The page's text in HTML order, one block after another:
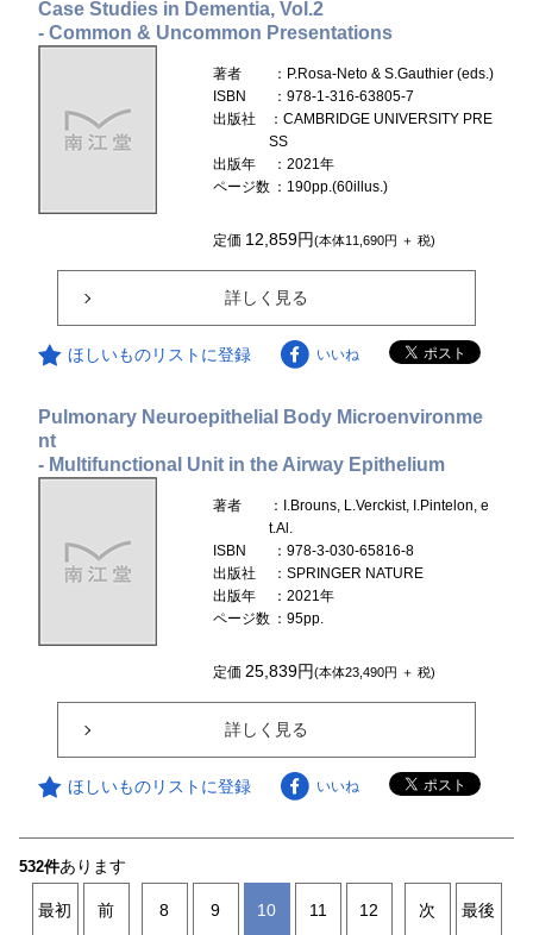
Case Studies in Dementia, Vol.2
- Common & Uncommon Presentations
著者
：P.Rosa-Neto & S.Gauthier (eds.)
ISBN
：978-1-316-63805-7
出版社
：CAMBRIDGE UNIVERSITY PRE
SS
出版年
：2021年
ページ数 ：190pp.(60illus.)
定価 12,859円(本体11,690円 ＋ 税)
詳しく見る
ほしいものリストに登録 いいね
Pulmonary Neuroepithelial Body Microenvironme
nt
- Multifunctional Unit in the Airway Epithelium
著者
：I.Brouns, L.Verckist, I.Pintelon, e
t.Al.
ISBN
：978-3-030-65816-8
出版社
：SPRINGER NATURE
出版年
：2021年
ページ数 ：95pp.
定価25,839円(本体23,490円 ＋ 税)
詳しく見る
ほしいものリストに登録 いいね
532件あります
最初 前 8 9 10 11 12 次 最後